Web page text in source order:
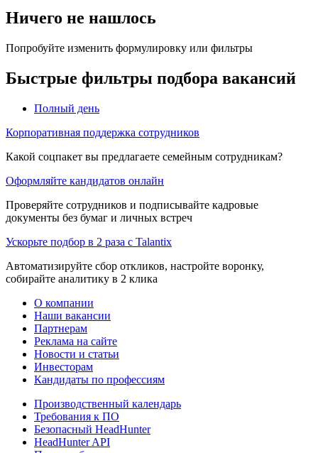
Ничего не нашлось
Попробуйте изменить формулировку или фильтры
Быстрые фильтры подбора вакансий
Полный день
Корпоративная поддержка сотрудников
Какой соцпакет вы предлагаете семейным сотрудникам?
Оформляйте кандидатов онлайн
Проверяйте сотрудников и подписывайте кадровые
документы без бумаг и личных встреч
Ускорьте подбор в 2 раза с Talantix
Автоматизируйте сбор откликов, настройте воронку,
собирайте аналитику в 2 клика
О компании
Наши вакансии
Партнерам
Реклама на сайте
Новости и статьи
Инвесторам
Кандидаты по профессиям
Производственный календарь
Требования к ПО
Безопасный HeadHunter
HeadHunter API